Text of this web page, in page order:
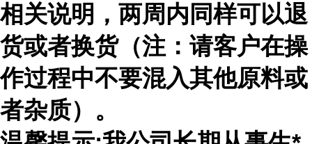
相关说明，两周内同样可以退
货或者换货（注：请客户在操
作过程中不要混入其他原料或
者杂质）。